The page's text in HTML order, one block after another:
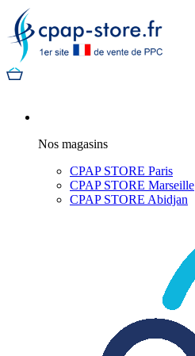
Nos magasins
CPAP STORE Paris
CPAP STORE Marseille
CPAP STORE Abidjan